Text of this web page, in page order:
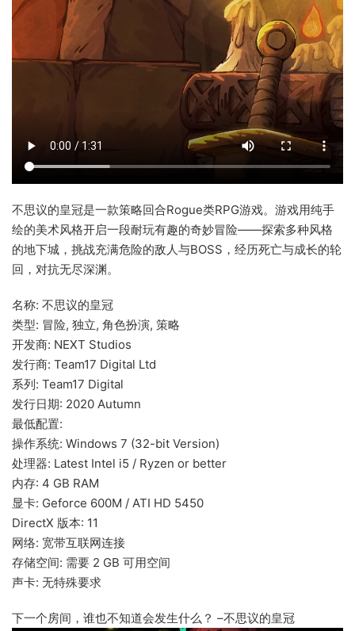
不思议的皇冠是一款策略回合Rogue类RPG游戏。游戏用纯手
绘的美术风格开启一段耐玩有趣的奇妙冒险——探索多种风格
的地下城，挑战充满危险的敌人与BOSS，经历死亡与成长的轮
回，对抗无尽深渊。
名称: 不思议的皇冠
类型: 冒险, 独立, 角色扮演, 策略
开发商: NEXT Studios
发行商: Team17 Digital Ltd
系列: Team17 Digital
发行日期: 2020 Autumn
最低配置:
操作系统: Windows 7 (32-bit Version)
处理器: Latest Intel i5 / Ryzen or better
内存: 4 GB RAM
显卡: Geforce 600M / ATI HD 5450
DirectX 版本: 11
网络: 宽带互联网连接
存储空间: 需要 2 GB 可用空间
声卡: 无特殊要求
下一个房间，谁也不知道会发生什么？ –不思议的皇冠